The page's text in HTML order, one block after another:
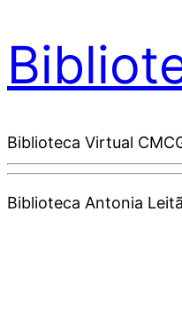
Biblioteca Virtual
Biblioteca Antonia